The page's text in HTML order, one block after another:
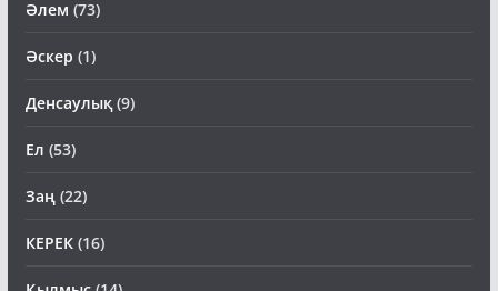
(1)
Денсаулық
Ел (53)
Заң (22)
КЕРЕК (16)
Қылмыс (14)